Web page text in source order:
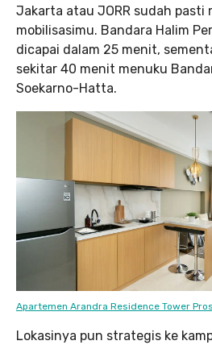
Jakarta atau JORR sudah pasti
mobilisasimu. Bandara Halim
dicapai dalam 25 menit,
sekitar 40 menit menuku
Soekarno-Hatta.
Apartemen Arandra Residence Tower
Lokasinya pun strategis ke